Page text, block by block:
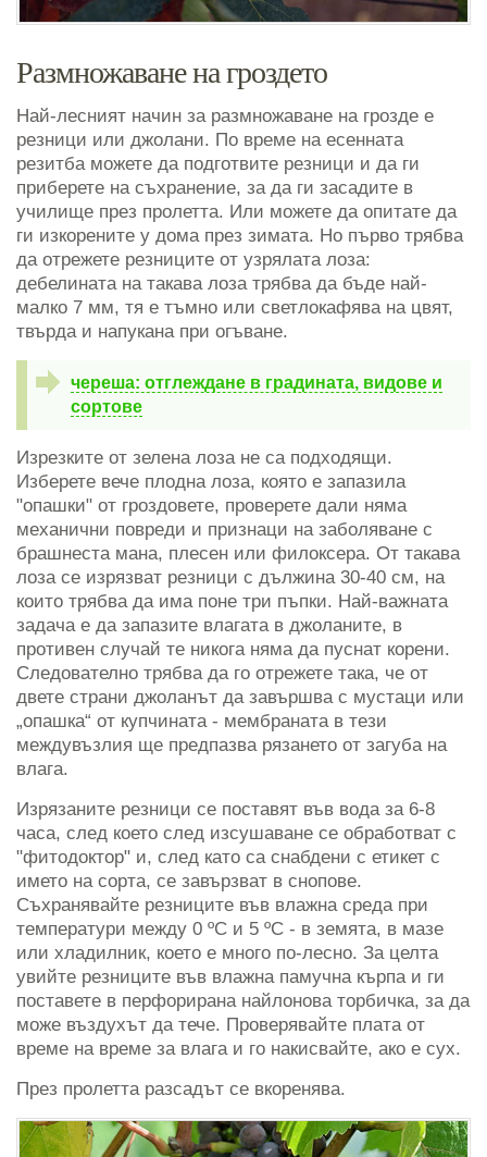
Размножаване на гроздето
Най-лесният начин за размножаване на грозде е
резници или джолани. По време на есенната
резитба можете да подготвите резници и да ги
приберете на съхранение, за да ги засадите в
училище през пролетта. Или можете да опитате да
ги изкорените у дома през зимата. Но първо трябва
да отрежете резниците от узрялата лоза:
дебелината на такава лоза трябва да бъде най-
малко 7 мм, тя е тъмно или светлокафява на цвят,
твърда и напукана при огъване.
череша: отглеждане в градината, видове и
сортове
Изрезките от зелена лоза не са подходящи.
Изберете вече плодна лоза, която е запазила
"опашки" от гроздовете, проверете дали няма
механични повреди и признаци на заболяване с
брашнеста мана, плесен или филоксера. От такава
лоза се изрязват резници с дължина 30-40 см, на
които трябва да има поне три пъпки. Най-важната
задача е да запазите влагата в джоланите, в
противен случай те никога няма да пуснат корени.
Следователно трябва да го отрежете така, че от
двете страни джоланът да завършва с мустаци или
„опашка“ от купчината - мембраната в тези
междувъзлия ще предпазва рязането от загуба на
влага.
Изрязаните резници се поставят във вода за 6-8
часа, след което след изсушаване се обработват с
"фитодоктор" и, след като са снабдени с етикет с
името на сорта, се завързват в снопове.
Съхранявайте резниците във влажна среда при
температури между 0 ºC и 5 ºC - в земята, в мазе
или хладилник, което е много по-лесно. За целта
увийте резниците във влажна памучна кърпа и ги
поставете в перфорирана найлонова торбичка, за да
може въздухът да тече. Проверявайте плата от
време на време за влага и го накисвайте, ако е сух.
През пролетта разсадът се вкоренява.